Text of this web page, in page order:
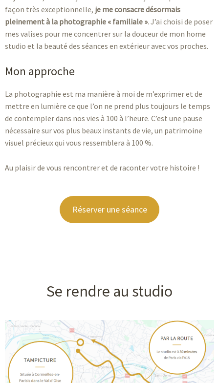
façon très exceptionnelle, je me consacre désormais
pleinement à la photographie « familiale ». J’ai choisi de poser
mes valises pour me concentrer sur la douceur de mon home
studio et la beauté des séances en extérieur avec vos proches.
Mon approche
La photographie est ma manière à moi de m’exprimer et de
mettre en lumière ce que l’on ne prend plus toujours le temps
de contempler dans nos vies à 100 à l’heure. C’est une pause
nécessaire sur vos plus beaux instants de vie, un patrimoine
visuel précieux qui vous ressemblera à 100 %.
Au plaisir de vous rencontrer et de raconter votre histoire !
Réserver une séance
Se rendre au studio